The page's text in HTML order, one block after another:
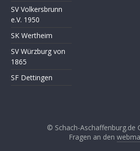
SV Volkersbrunn
e.V. 1950
SK Wertheim
SV Würzburg von
1865
SF Dettingen
© Schach-Aschaffenburg.de
Fragen an den